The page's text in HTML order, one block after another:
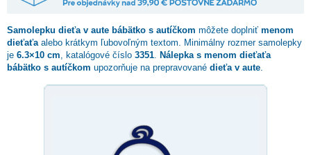
Samolepku dieťa v aute bábätko s autíčkom môžete doplniť menom
dieťaťa alebo krátkym ľubovoľným textom. Minimálny rozmer samolepky
je 6.3×10 cm , katalógové číslo 3351
Nálepka s menom dieťaťa
bábätko s autíčkom upozorňuje na prepravované dieťa v aute